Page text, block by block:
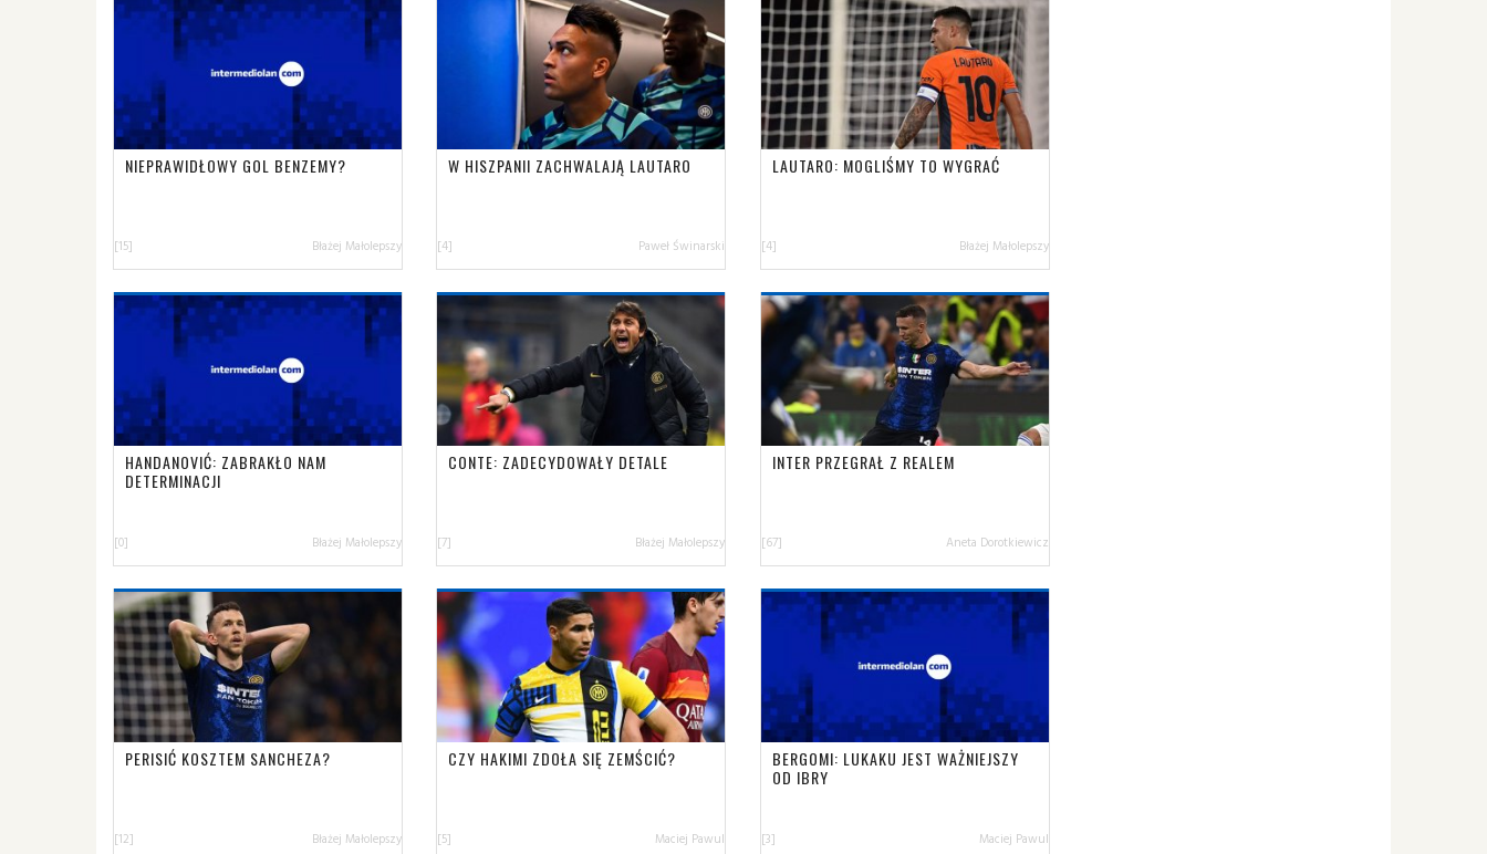
NIEPRAWIDŁOWY GOL BENZEMY?
[15] Błażej Małolepszy
W HISZPANII ZACHWALAJĄ LAUTARO
[4] Paweł Świnarski
LAUTARO: MOGLIŚMY TO WYGRAĆ
[4] Błażej Małolepszy
HANDANOVIĆ: ZABRAKŁO NAM
DETERMINACJI
[0] Błażej Małolepszy
CONTE: ZADECYDOWAŁY DETALE
[7] Błażej Małolepszy
INTER PRZEGRAŁ Z REALEM
[67] Aneta Dorotkiewicz
PERISIĆ KOSZTEM SANCHEZA?
[12] Błażej Małolepszy
CZY HAKIMI ZDOŁA SIĘ ZEMŚCIĆ?
[5] Maciej Pawul
BERGOMI: LUKAKU JEST WAŻNIEJSZY
OD IBRY
[3] Maciej Pawul